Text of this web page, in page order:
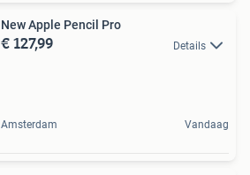
New Apple Pencil Pro
€ 127,99 Details
Amsterdam Vandaag